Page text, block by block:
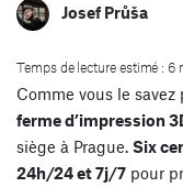
Josef Průša
Temps de lecture estimé : 6
Comme vous le
ferme d’impression
siège à Prague. Six
24h/24 et 7j/7 pour